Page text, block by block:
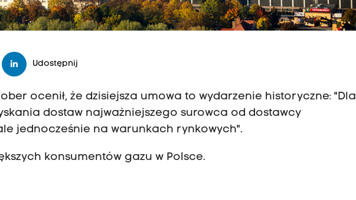
Udostępnij
ocenił, że dzisiejsza umowa to wydarzenie historyczne: "Dla
dostaw najważniejszego surowca od dostawcy
jednocześnie na warunkach rynkowych".
konsumentów gazu w Polsce.